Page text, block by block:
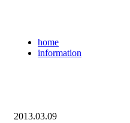
home
information
2013.03.09